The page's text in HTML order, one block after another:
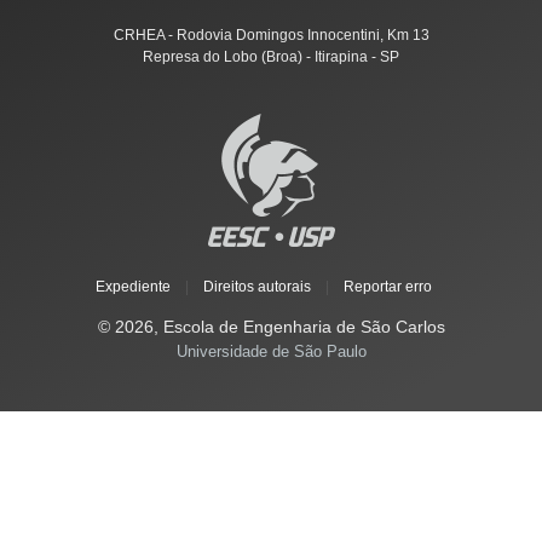
CRHEA - Rodovia Domingos Innocentini, Km 13
Represa do Lobo (Broa) - Itirapina - SP
Expediente Direitos autorais Reportar erro
© 2026, Escola de Engenharia de São Carlos
Universidade de São Paulo